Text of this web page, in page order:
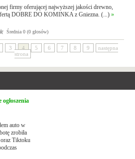
firmy oferującej najwyższej jakości drewno,
DOBRE DO KOMINKA z Gniezna. (...)»
Średnia 0 (0 głosów)
3 4 5 6 7 8 9
następna
strona
auto w
zrobiła
Tiktoku